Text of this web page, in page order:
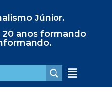
Júnior.
20 anos formando